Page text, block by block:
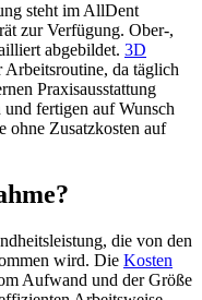
steht im AllDent
zur Verfügung. Ober-,
abgebildet. 3D
Arbeitsroutine, da täglich
Praxisausstattung
fertigen auf Wunsch
ohne Zusatzkosten auf
die von den
wird. Die Kosten
Aufwand und der Größe